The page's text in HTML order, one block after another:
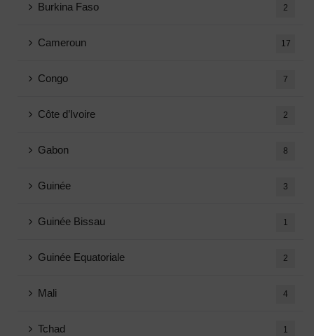
Burkina Faso 2
Cameroun 17
Congo 7
Côte d’Ivoire 2
Gabon 8
Guinée 3
Guinée Bissau 1
Guinée Equatoriale 2
Mali 4
Tchad 1